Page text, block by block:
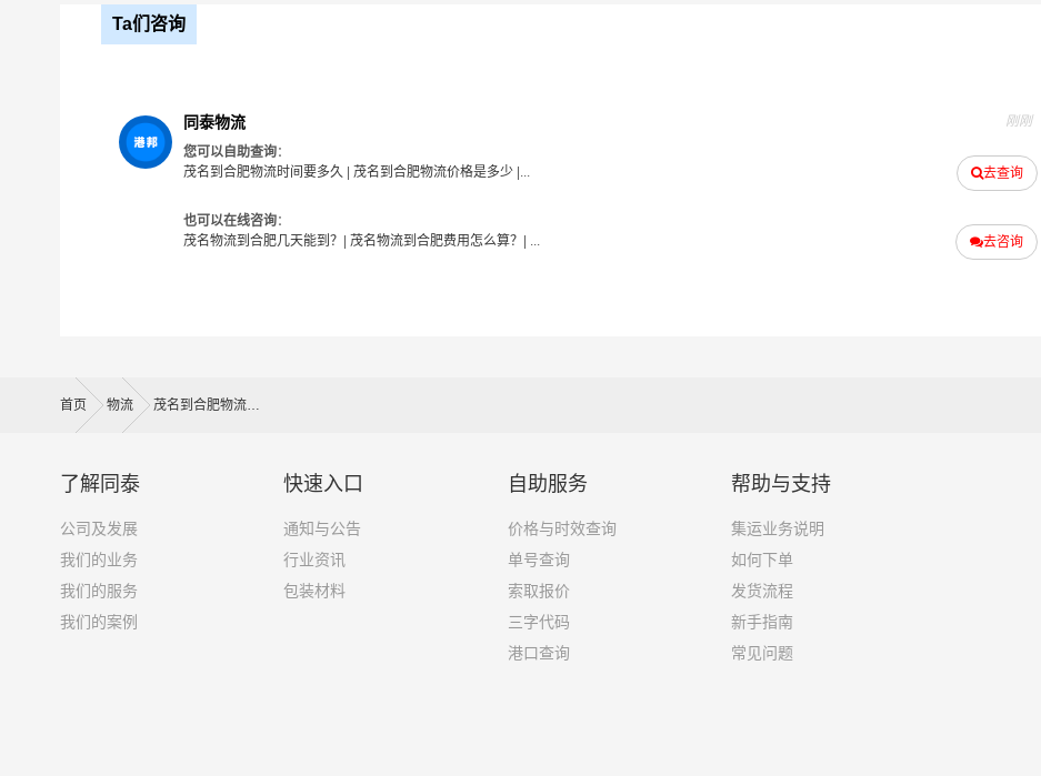
茂名-合肥
取货
茂名
合肥
如何计算茂名至合肥物流费用总报价？
专线运输费用的计算方式为：单价货物乘以重量或者体积。先确定货物性质，货物性质可分为重货、重泡货、泡货，根据
货物性质确定单价。
什么是提货费用（也称接货费、取货费、上门提货费）？
物流公司安排车辆上门把货物运送到专线运输商进行配载过程中产生的费用称为提货费。提货过程是发货时很重要的环
Ta们咨询
同泰物流 刚刚
去查询
您可以自助查询：
茂名到合肥物流时间要多久 | 茂名到合肥物流价格是多少|...
去咨询
也可以在线咨询：
茂名物流到合肥几天能到？ | 茂名物流到合肥费用怎么算？ | ...
首页 物流 茂名到合肥物流公司
了解同泰
公司及发展
我们的业务
我们的服务
我们的案例
快速入口
通知与公告
行业资讯
包装材料
自助服务
价格与时效查询
单号查询
索取报价
三字代码
港口查询
帮助与支持
集运业务说明
如何下单
发货流程
新手指南
常见问题